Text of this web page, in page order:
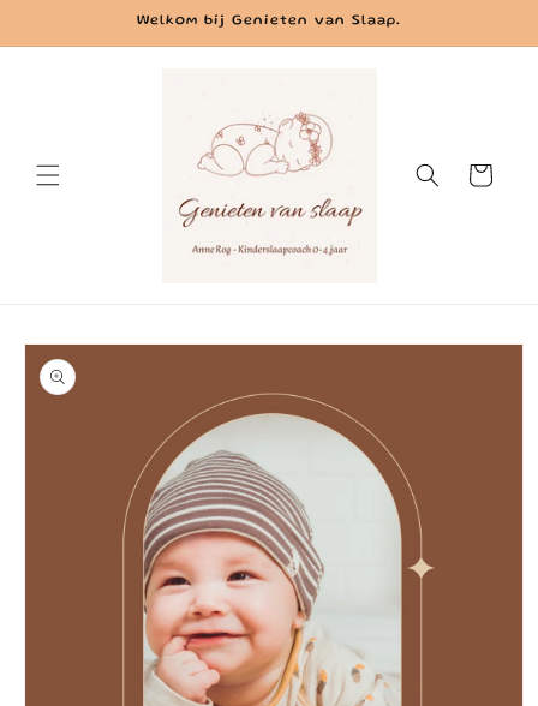
content
Welkom bij Genieten van Slaap.
Winkelwagen